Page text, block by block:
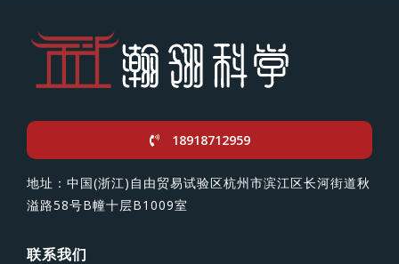
18918712959
地址：中国(浙江)自由贸易试验区杭州市滨江区长河街道秋
溢路58号B幢十层B1009室
联系我们